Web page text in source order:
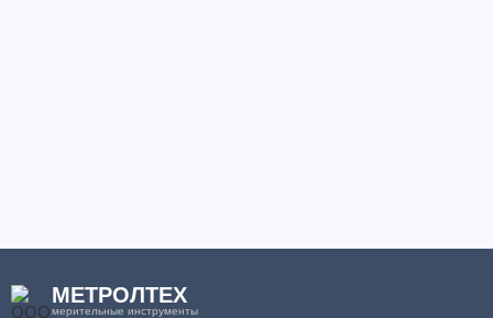
МЕТРОЛТЕХ
мерительные инструменты